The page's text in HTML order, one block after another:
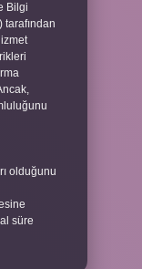
Bilgi
olduğunu
süre